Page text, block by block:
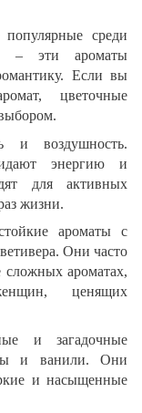
среди
– эти ароматы
Если вы
цветочные
и воздушность.
энергию и
для активных
жизни.
ароматы с
Они часто
сложных ароматах,
ценящих
и загадочные
и ванили. Они
и насыщенные